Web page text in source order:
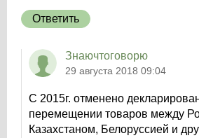
Ответить
Знаючтоговорю
29 августа 2018 09:04
C 2015г. отменено
перемещении товаров между
Казахстаном, Белоруссией и